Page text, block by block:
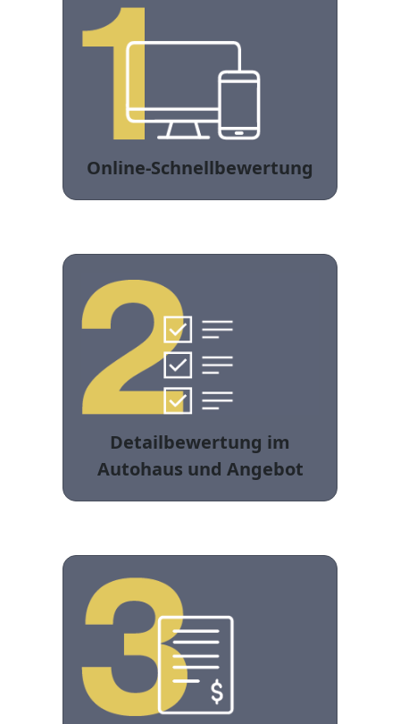
Online-Schnellbewertung
Detailbewertung im
Autohaus und Angebot